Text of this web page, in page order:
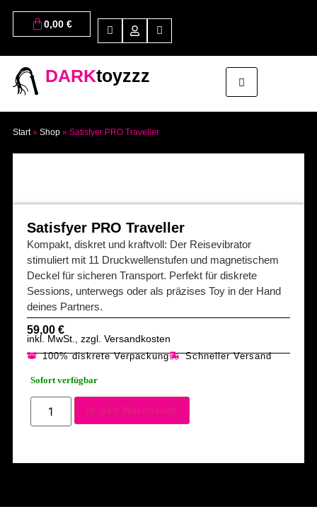
0,00 €
DARKtoyzzz
Start» Shop» Satisfyer PRO Traveller
Satisfyer PRO Traveller
Kompakt, diskret und kraftvoll: Der Reisevibrator
stimuliert mit 11 Druckwellenstufen und magnetischem
Deckel für sicheren Transport. Perfekt für diskrete
Sessions, unterwegs oder als präzises Toy in der Hand
deines Partners.
59,00 €
inkl. MwSt., zzgl. Versandkosten
100% diskrete Verpackung Schneller Versand
Sofort verfügbar
In den Warenkorb